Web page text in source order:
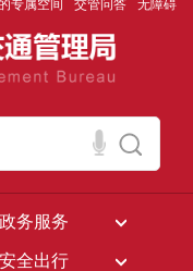
专属空间 交管问答 无障碍
政务服务
安全出行